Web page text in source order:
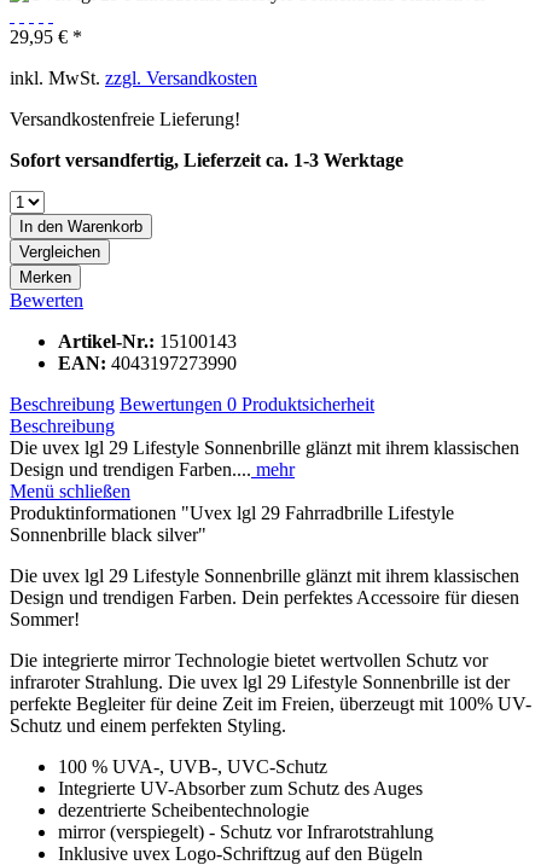
29,95 € *
inkl. MwSt. zzgl. Versandkosten
Versandkostenfreie Lieferung!
Sofort versandfertig, Lieferzeit ca. 1-3 Werktage
In den Warenkorb
Vergleichen
Merken
Bewerten
Artikel-Nr.: 15100143
EAN: 4043197273990
Beschreibung Bewertungen 0 Produktsicherheit
Beschreibung
Die uvex lgl 29 Lifestyle Sonnenbrille glänzt mit ihrem klassischen
Design und trendigen Farben.... mehr
Menü schließen
Produktinformationen "Uvex lgl 29 Fahrradbrille Lifestyle
Sonnenbrille black silver"
Die uvex lgl 29 Lifestyle Sonnenbrille glänzt mit ihrem klassischen
Design und trendigen Farben. Dein perfektes Accessoire für diesen
Sommer!
Die integrierte mirror Technologie bietet wertvollen Schutz vor
infraroter Strahlung. Die uvex lgl 29 Lifestyle Sonnenbrille ist der
perfekte Begleiter für deine Zeit im Freien, überzeugt mit 100% UV-
Schutz und einem perfekten Styling.
100 % UVA-, UVB-, UVC-Schutz
Integrierte UV-Absorber zum Schutz des Auges
dezentrierte Scheibentechnologie
mirror (verspiegelt) - Schutz vor Infrarotstrahlung
Inklusive uvex Logo-Schriftzug auf den Bügeln